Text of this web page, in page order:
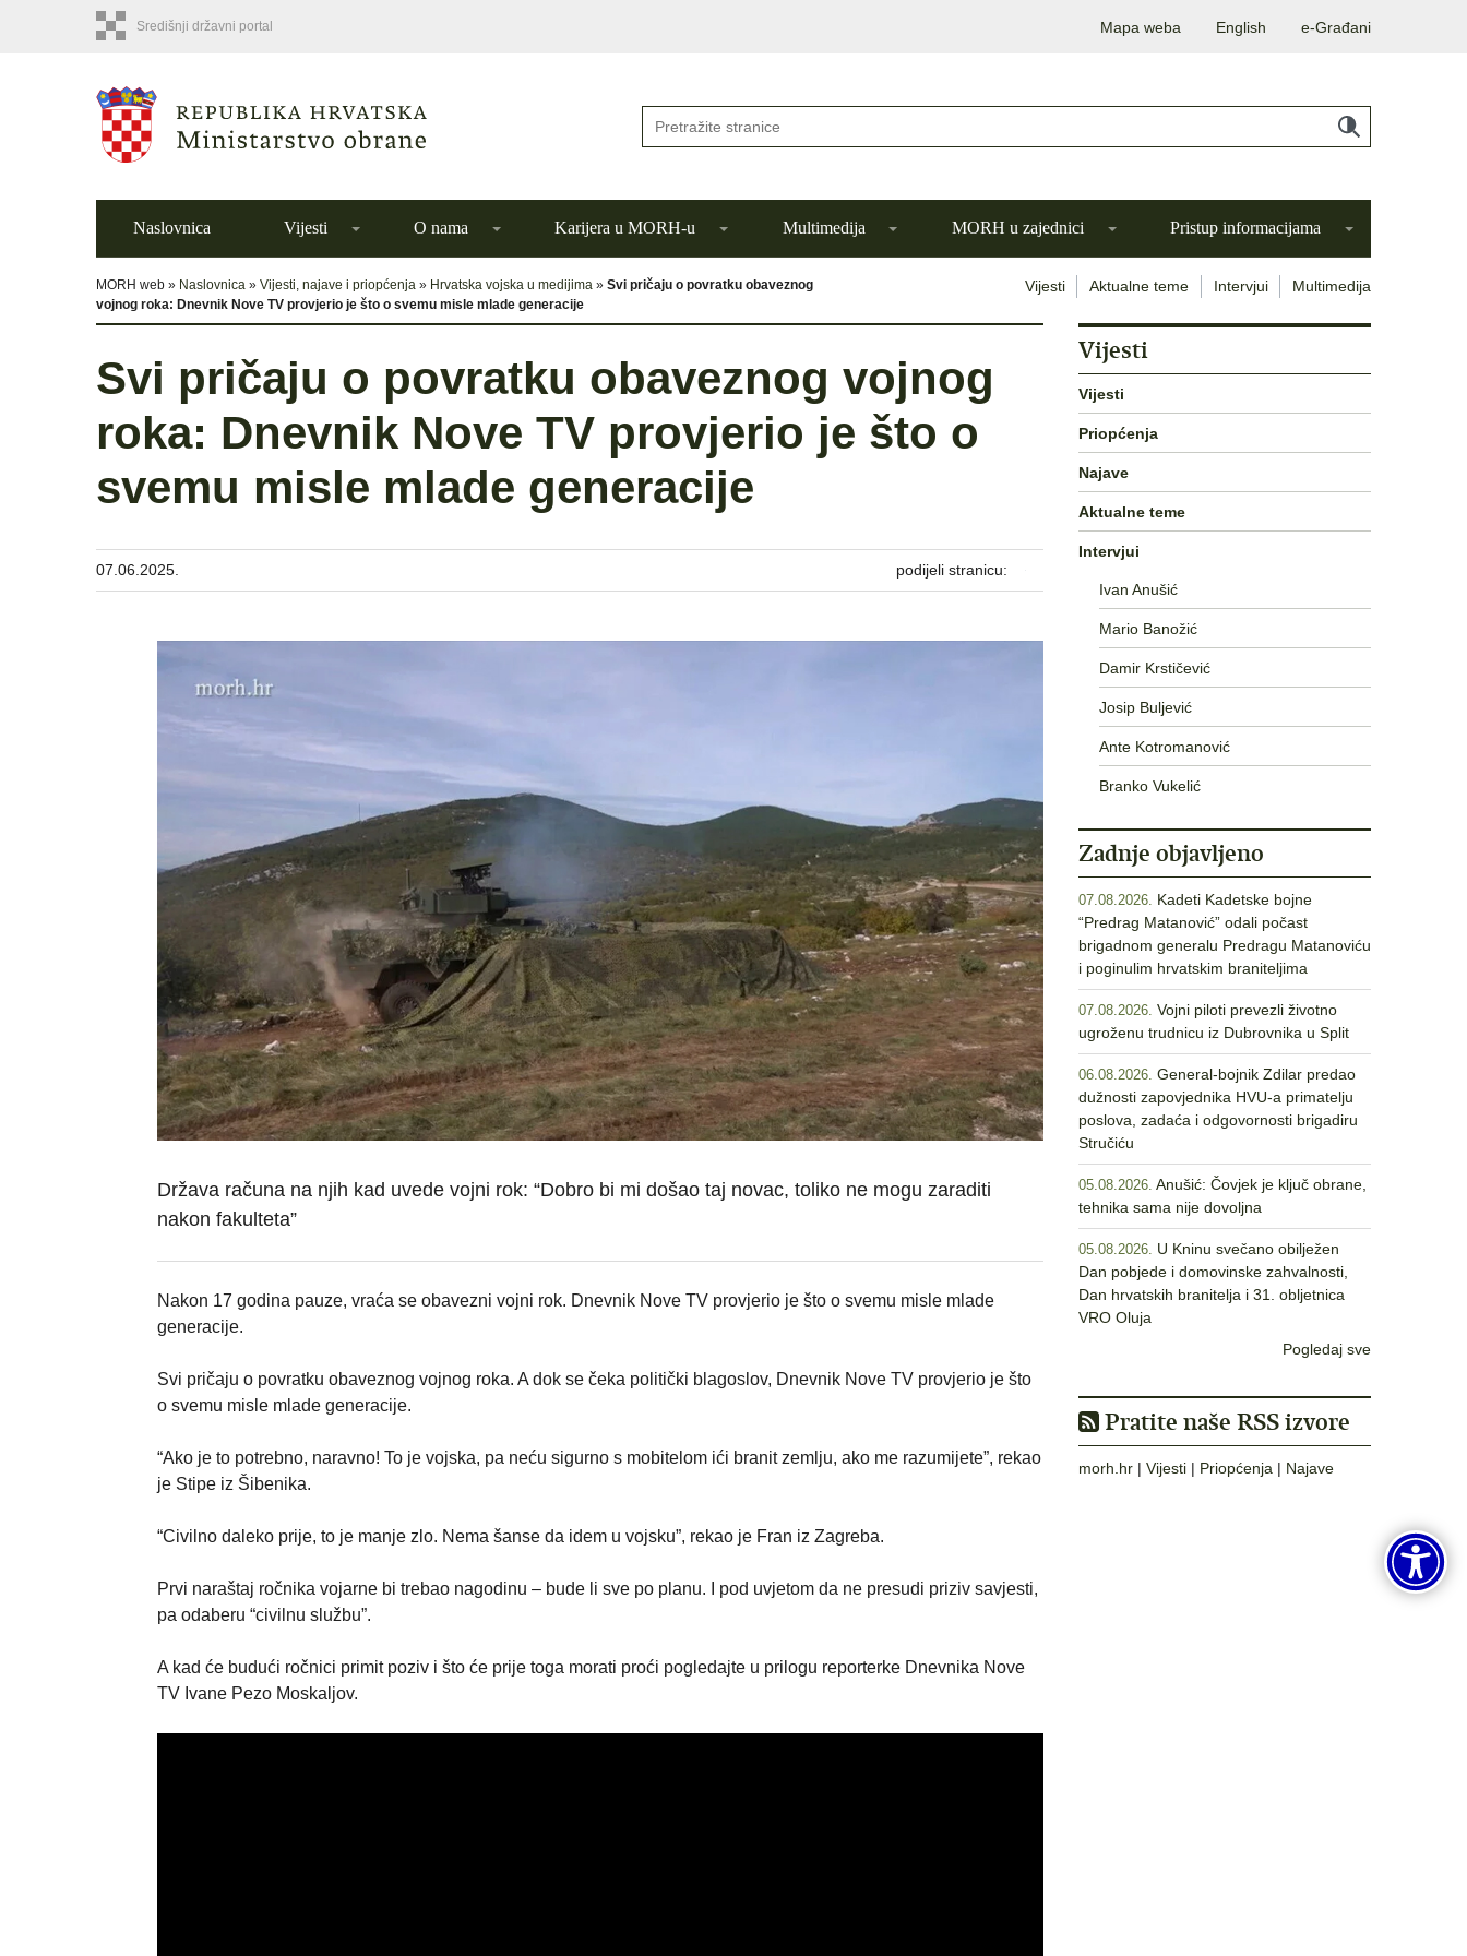
Središnji državni portal Mapa weba English e-Građani
Naslovnica Vijesti O nama Karijera u MORH-u Multimedija MORH u zajednici Pristup informacijama
MORH web » Naslovnica » Vijesti, najave i priopćenja » Hrvatska vojska u medijima » Svi pričaju o povratku obaveznog
vojnog roka: Dnevnik Nove TV provjerio je što o svemu misle mlade generacije
Vijesti Aktualne teme Intervjui Multimedija
Svi pričaju o povratku obaveznog vojnog
roka: Dnevnik Nove TV provjerio je što o
svemu misle mlade generacije
07.06.2025. podijeli stranicu:
Država računa na njih kad uvede vojni rok: “Dobro bi mi došao taj novac, toliko ne mogu zaraditi
nakon fakulteta”
Nakon 17 godina pauze, vraća se obavezni vojni rok. Dnevnik Nove TV provjerio je što o svemu misle mlade
generacije.
Svi pričaju o povratku obaveznog vojnog roka. A dok se čeka politički blagoslov, Dnevnik Nove TV provjerio je što
o svemu misle mlade generacije.
“Ako je to potrebno, naravno! To je vojska, pa neću sigurno s mobitelom ići branit zemlju, ako me razumijete”, rekao
je Stipe iz Šibenika.
“Civilno daleko prije, to je manje zlo. Nema šanse da idem u vojsku”, rekao je Fran iz Zagreba.
Prvi naraštaj ročnika vojarne bi trebao nagodinu – bude li sve po planu. I pod uvjetom da ne presudi priziv savjesti,
pa odaberu “civilnu službu”.
A kad će budući ročnici primit poziv i što će prije toga morati proći pogledajte u prilogu reporterke Dnevnika Nove
TV Ivane Pezo Moskaljov.
Vijesti
Vijesti
Priopćenja
Najave
Aktualne teme
Intervjui
Ivan Anušić
Mario Banožić
Damir Krstičević
Josip Buljević
Ante Kotromanović
Branko Vukelić
Zadnje objavljeno
07.08.2026. Kadeti Kadetske bojne
“Predrag Matanović” odali počast
brigadnom generalu Predragu Matanoviću
i poginulim hrvatskim braniteljima
07.08.2026. Vojni piloti prevezli životno
ugroženu trudnicu iz Dubrovnika u Split
06.08.2026. General-bojnik Zdilar predao
dužnosti zapovjednika HVU-a primatelju
poslova, zadaća i odgovornosti brigadiru
Stručiću
05.08.2026. Anušić: Čovjek je ključ obrane,
tehnika sama nije dovoljna
05.08.2026. U Kninu svečano obilježen
Dan pobjede i domovinske zahvalnosti,
Dan hrvatskih branitelja i 31. obljetnica
VRO Oluja
Pogledaj sve
Pratite naše RSS izvore
morh.hr | Vijesti | Priopćenja | Najave